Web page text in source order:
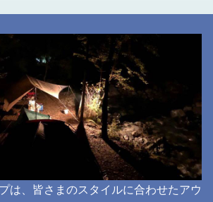
は、皆さまのスタイルに合わせたアウ